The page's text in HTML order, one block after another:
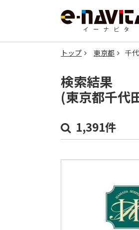
トップ 東京都 千
検索結果
(東京都千代
1,391件